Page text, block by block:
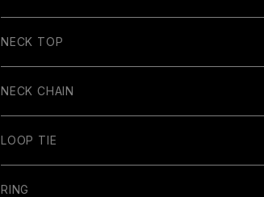
NECK TOP
NECK CHAIN
LOOP TIE
RING